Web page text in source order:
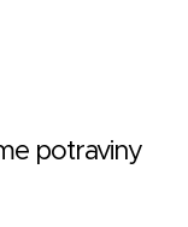
potraviny